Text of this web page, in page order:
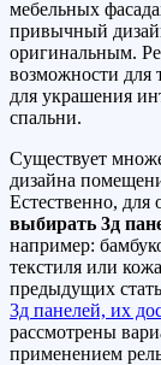
мебельных
привычный
оригинальным.
возможности для
для украшения
спальни.
Существует
дизайна
Естественно, для
выбирать 3д
например:
текстиля или
предыдущих
3д панелей, их
рассмотрены
применением